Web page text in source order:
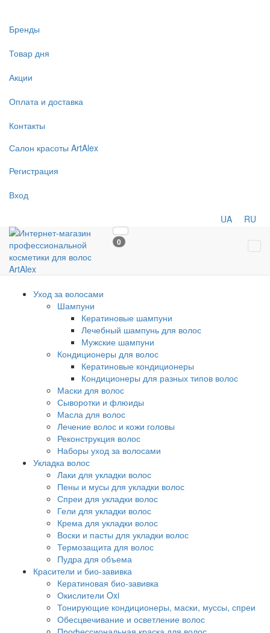
Бренды
Товар дня
Акции
Оплата и доставка
Контакты
Салон красоты ArtAlex
Регистрация
Вход
UA RU
0
Уход за волосами
Шампуни
Кератиновые шампуни
Лечебный шампунь для волос
Мужские шампуни
Кондиционеры для волос
Кератиновые кондиционеры
Кондиционеры для разных типов волос
Маски для волос
Сыворотки и флюиды
Масла для волос
Лечение волос и кожи головы
Реконструкция волос
Наборы уход за волосами
Укладка волос
Лаки для укладки волос
Пены и мусы для укладки волос
Спреи для укладки волос
Гели для укладки волос
Крема для укладки волос
Воски и пасты для укладки волос
Термозащита для волос
Пудра для объема
Красители и био-завивка
Кератиновая био-завивка
Окислители Oxi
Тонирующие кондиционеры, маски, муссы, спреи
Обесцвечивание и осветление волос